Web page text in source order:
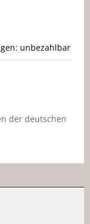
unbezahlbar
der deutschen